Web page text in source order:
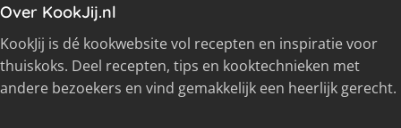
Over KookJij.nl
KookJij is dé kookwebsite vol recepten en inspiratie voor
thuiskoks. Deel recepten, tips en kooktechnieken met
andere bezoekers en vind gemakkelijk een heerlijk gerecht.